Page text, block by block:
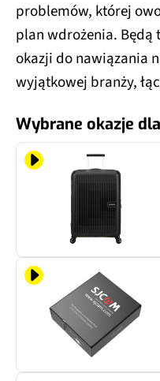
problemów, której
plan wdrożenia.
okazji do nawiązania
wyjątkowej branży,
Wybrane okazje